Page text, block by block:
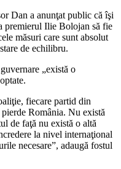
Dan a anunţat public că îşi
premierul Ilie Bolojan să fie
măsuri care sunt absolut
de echilibru.
„există o
fiecare partid din
România. Nu există
de faţă nu există o altă
la nivel internaţional
necesare”, adaugă fostul